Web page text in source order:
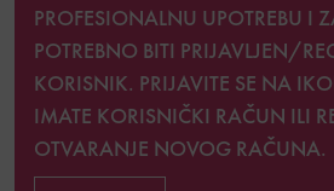
PROFESIONALNU UPOTREBU I
POTREBNO BITI
PRIJAVLJEN/
KORISNIK. PRIJAVITE SE NA
IMATE KORISNIČKI RAČUN ILI
OTVARANJE NOVOG RAČUNA.